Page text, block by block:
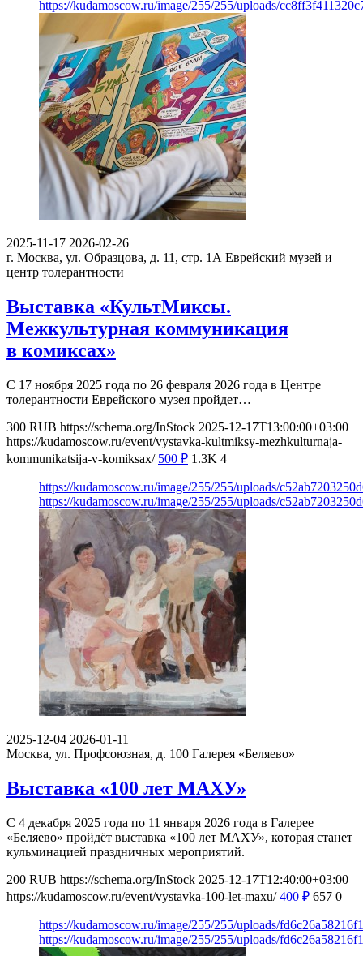
https://kudamoscow.ru/image/255/255/uploads/
2025-11-17 2026-02-26
г. Москва, ул. Образцова, д. 11, стр. 1А Еврейский музей и
центр толерантности
Выставка «КультМиксы.
Межкультурная коммуникация
в комиксах»
С 17 ноября 2025 года по 26 февраля 2026 года в Центре
толерантности Еврейского музея пройдет…
300 RUB https://schema.org/InStock 2025-12-17T13:00:00+03:00
https://kudamoscow.ru/event/vystavka-kultmiksy-mezhkulturnaja-
kommunikatsija-v-komiksax/ 500 ₽ 1.3K 4
https://kudamoscow.ru/image/255/255/uploads/
https://kudamoscow.ru/image/255/255/uploads/
2025-12-04 2026-01-11
Москва, ул. Профсоюзная, д. 100 Галерея «Беляево»
Выставка «100 лет МАХУ»
С 4 декабря 2025 года по 11 января 2026 года в Галерее
«Беляево» пройдёт выставка «100 лет МАХУ», которая станет
кульминацией праздничных мероприятий.
200 RUB https://schema.org/InStock 2025-12-17T12:40:00+03:00
https://kudamoscow.ru/event/vystavka-100-let-maxu/ 400 ₽ 657 0
https://kudamoscow.ru/image/255/255/uploads/
https://kudamoscow.ru/image/255/255/uploads/